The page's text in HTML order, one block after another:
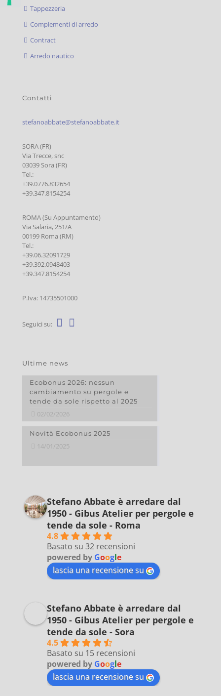
Tappezzeria
Complementi di arredo
Contract
Arredo nautico
Contatti
stefanoabbate@stefanoabbate.it
SORA (FR)
Via Trecce, snc
03039 Sora (FR)
Tel.:
+39.0776.832654
+39.347.8154254
ROMA (Su Appuntamento)
Via Salaria, 251/A
00199 Roma (RM)
Tel.:
+39.06.32091729
+39.392.0948403
+39.347.8154254
P.Iva: 14735501000
Seguici su:
Ultime news
Ecobonus 2026: nessun
cambiamento su pergole e
tende da sole rispetto al 2025
02/02/2026
Novità Ecobonus 2025
14/01/2025
Stefano Abbate è arredare dal
1950 - Gibus Atelier per pergole e
tende da sole - Roma
4.8
Basato su 32 recensioni
powered by Google
lascia una recensione su
Stefano Abbate è arredare dal
1950 - Gibus Atelier per pergole e
tende da sole - Sora
4.5
Basato su 15 recensioni
powered by Google
lascia una recensione su